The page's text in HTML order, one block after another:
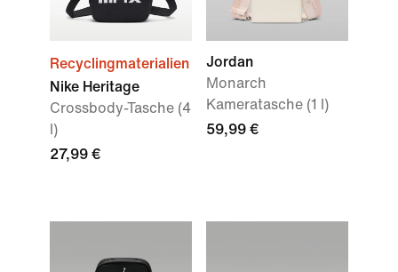
Recyclingmaterialien
Nike Heritage
Crossbody-Tasche (4
l)
27,99 €
Jordan
Monarch
Kameratasche (1 l)
59,99 €